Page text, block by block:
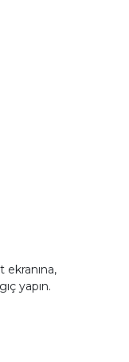
ekranına,
yapın.